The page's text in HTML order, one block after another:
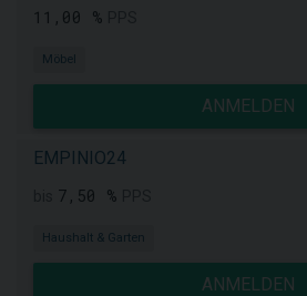
11,00 %
Möbel
ANMELDEN
EMPINIO24
7,50 %
Haushalt & Garten
ANMELDEN